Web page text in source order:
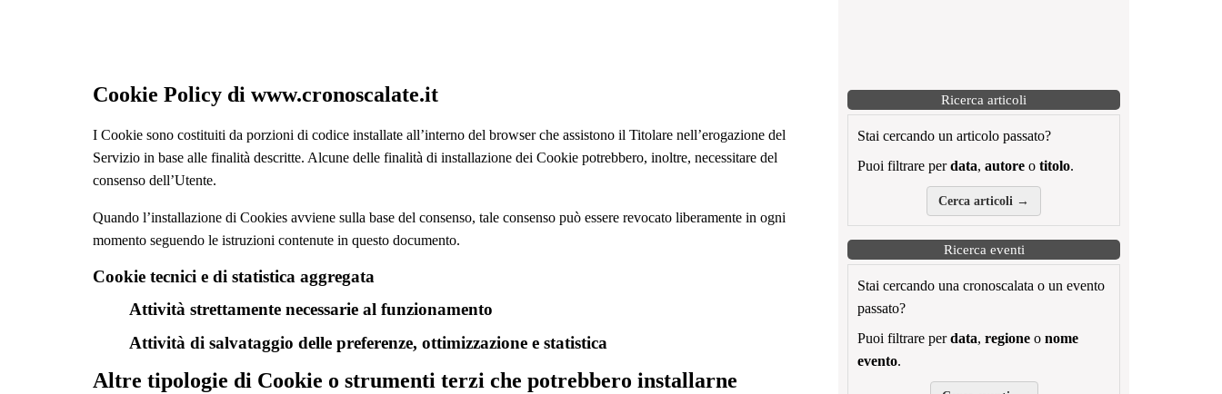
Cookie Policy di www.cronoscalate.it
I Cookie sono costituiti da porzioni di codice installate all’interno del browser che assistono il Titolare nell’erogazione del
Servizio in base alle finalità descritte. Alcune delle finalità di installazione dei Cookie potrebbero, inoltre, necessitare del
consenso dell’Utente.
Quando l’installazione di Cookies avviene sulla base del consenso, tale consenso può essere revocato liberamente in ogni
momento seguendo le istruzioni contenute in questo documento.
Cookie tecnici e di statistica aggregata
Attività strettamente necessarie al funzionamento
Attività di salvataggio delle preferenze, ottimizzazione e statistica
Altre tipologie di Cookie o strumenti terzi che potrebbero installarne
Ricerca articoli
Stai cercando un articolo passato?
Puoi filtrare perdata, autore o titolo.
Cerca articoli →
Ricerca eventi
Stai cercando una cronoscalata o un evento
passato?
Puoi filtrare perdata, regione o nome
evento.